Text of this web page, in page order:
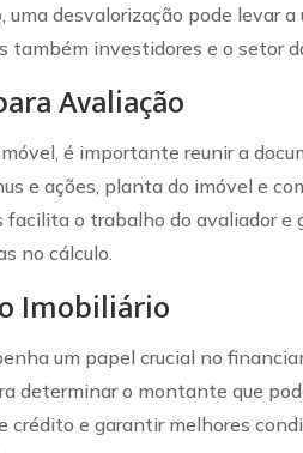
desvalorização pode levar a
investidores e o setor
Avaliação
é importante reunir a
e ações, planta do imóvel e
o trabalho do avaliador e
no cálculo.
Imobiliário
um papel crucial no
determinar o montante que
crédito e garantir melhores